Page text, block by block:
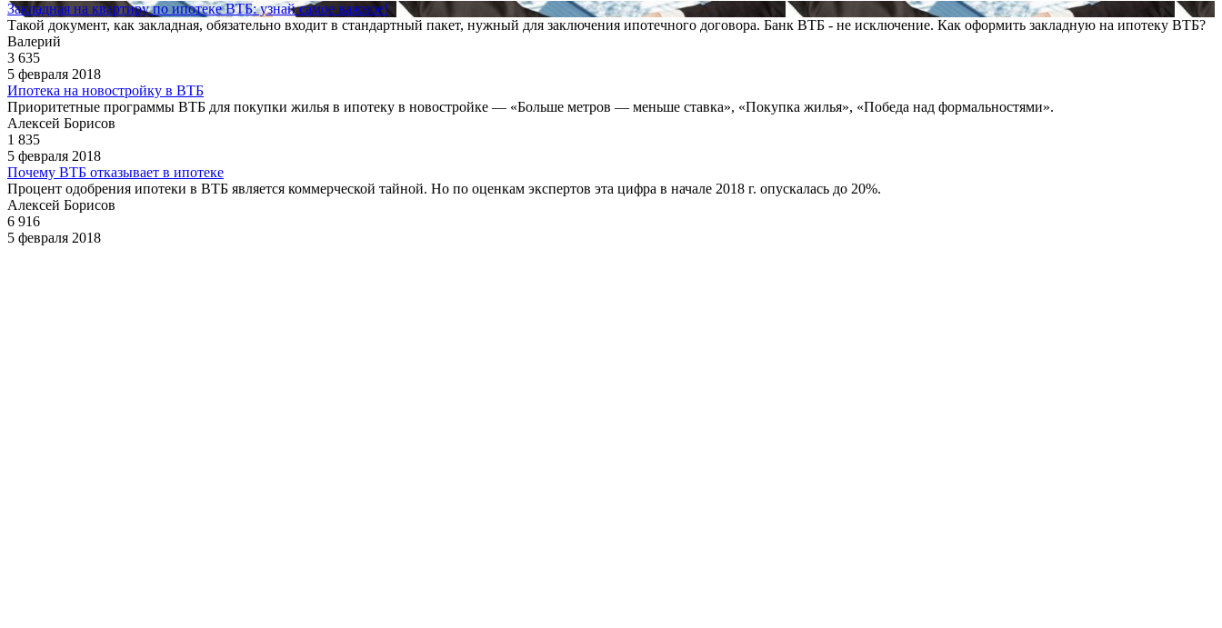
Закладная на квартиру по ипотеке ВТБ: узнай самое важное!
Такой документ, как закладная, обязательно входит в стандартный пакет, нужный для заключения ипотечного договора. Банк ВТБ - не исключение. Как оформить закладную на ипотеку ВТБ?
Валерий
3 635
5 февраля 2018
Ипотека на новостройку в ВТБ
Приоритетные программы ВТБ для покупки жилья в ипотеку в новостройке — «Больше метров — меньше ставка», «Покупка жилья», «Победа над формальностями».
Алексей Борисов
1 835
5 февраля 2018
Почему ВТБ отказывает в ипотеке
Процент одобрения ипотеки в ВТБ является коммерческой тайной. Но по оценкам экспертов эта цифра в начале 2018 г. опускалась до 20%.
Алексей Борисов
6 916
5 февраля 2018